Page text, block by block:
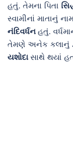
હતું. તેમના પિતા
સ્વામીનાં માતાનું
નંદિવર્ધન હતું.
તેમણે અનેક કલાનું
યશોદા સાથે થયાં